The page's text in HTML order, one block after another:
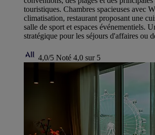
touristiques. Chambres spacieuses avec
climatisation, restaurant proposant une
salle de sport et espaces événementiels.
stratégique pour les séjours d'affaires ou
4,0/5 Noté 4,0 sur 5